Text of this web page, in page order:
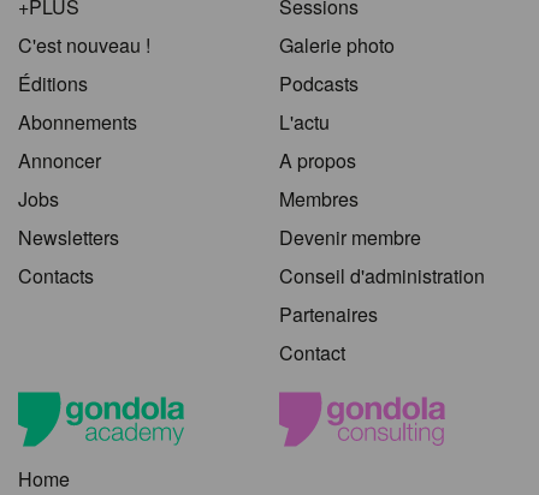
+PLUS
C'est nouveau !
Éditions
Abonnements
Annoncer
Jobs
Newsletters
Contacts
Sessions
Galerie photo
Podcasts
L'actu
A propos
Membres
Devenir membre
Conseil d'administration
Partenaires
Contact
Home